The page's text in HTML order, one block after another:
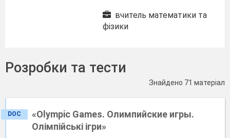
вчитель математики та
фізики
Розробки та тести
Знайдено 71 матеріал
DOC
«Olympic Games. Олимпийские игры.
Олімпійські ігри»